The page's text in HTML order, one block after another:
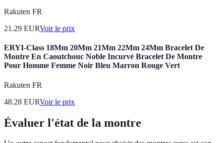
Rakuten FR
21.29 EURVoir le prix
ERYI-Class 18Mm 20Mm 21Mm 22Mm 24Mm Bracelet De
Montre En Caoutchouc Noble Incurvé Bracelet De Montre
Pour Homme Femme Noir Bleu Marron Rouge Vert
Rakuten FR
48.28 EURVoir le prix
Évaluer l'état de la montre